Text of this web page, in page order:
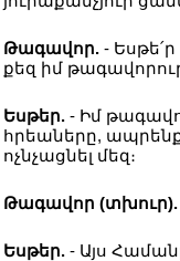
Թագավոր. -
քեզ իմ
Եսթեր. - Իմ
հրեաները,
ոչնչացնել մեզ։
Թագավոր (տխուր).
Եսթեր. - Այս